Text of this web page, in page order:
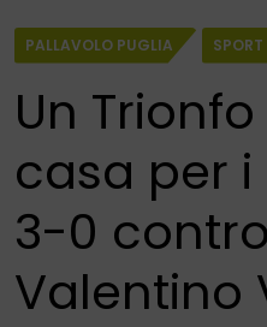
PALLAVOLO PUGLIA
Un
casa per i
3-0
Valentino